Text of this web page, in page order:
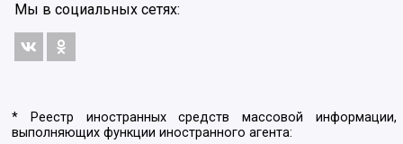
Мы в социальных сетях:
* Реестр иностранных средств массовой информации,
выполняющих функции иностранного агента: